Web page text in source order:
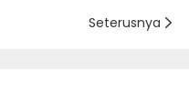
Seterusnya